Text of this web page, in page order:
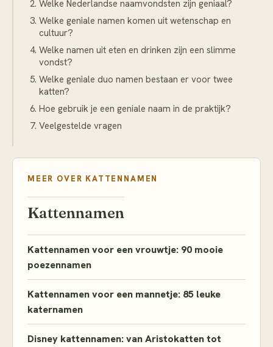
Welke Nederlandse naamvondsten zijn geniaal?
Welke geniale namen komen uit wetenschap en
cultuur?
Welke namen uit eten en drinken zijn een slimme
vondst?
Welke geniale duo namen bestaan er voor twee
katten?
Hoe gebruik je een geniale naam in de praktijk?
Veelgestelde vragen
MEER OVER KATTENNAMEN
Kattennamen
Kattennamen voor een vrouwtje: 90 mooie
poezennamen
Kattennamen voor een mannetje: 85 leuke
katernamen
Disney kattennamen: van Aristokatten tot